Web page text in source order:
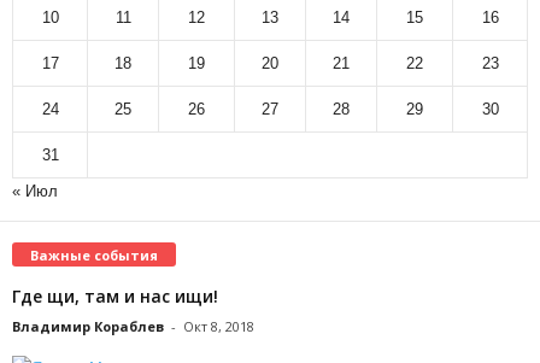
10 11 12 13 14 15 16
17 18 19 20 21 22 23
24 25 26 27 28 29 30
31
« Июл
Важные события
Где щи, там и нас ищи!
Владимир Кораблев - Окт 8, 2018